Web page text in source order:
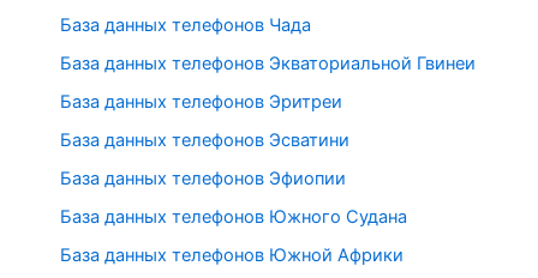
База данных телефонов Чада
База данных телефонов Экваториальной Гвинеи
База данных телефонов Эритреи
База данных телефонов Эсватини
База данных телефонов Эфиопии
База данных телефонов Южного Судана
База данных телефонов Южной Африки